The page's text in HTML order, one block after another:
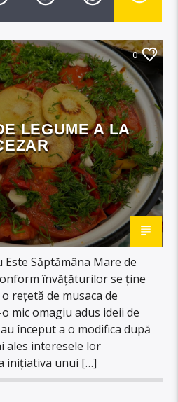
0
LEGUME A LA
Este Săptămâna Mare de
învățăturilor se ține
rețetă de musaca de
mic omagiu adus ideii de
început a o modifica după
ales interesele lor
inițiativa unui […]